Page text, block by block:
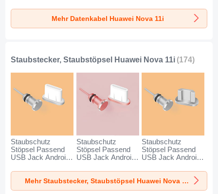
Dunkelgrau
für Huawei Nova
11i Schwarz
Schwarz
Mehr Datenkabel Huawei Nova 11i
Staubstecker, Staubstöpsel Huawei Nova 11i (174)
Staubschutz
Stöpsel Passend
USB Jack Android
für Huawei Nova
11i Silber
Staubschutz
Stöpsel Passend
USB Jack Android
für Huawei Nova
11i Rosegold
Staubschutz
Stöpsel Passend
USB Jack Android
Huawei Nova 11i
Silber
Mehr Staubstecker, Staubstöpsel Huawei Nova 11i